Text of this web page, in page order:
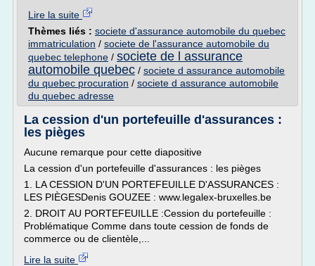
Lire la suite
Thèmes liés : societe d'assurance automobile du quebec
immatriculation / societe de l'assurance automobile du
quebec telephone / societe de l assurance
automobile quebec / societe d assurance automobile
du quebec procuration / societe d assurance automobile
du quebec adresse
La cession d'un portefeuille d'assurances :
les pièges
Aucune remarque pour cette diapositive
La cession d'un portefeuille d'assurances : les pièges
1. LA CESSION D'UN PORTEFEUILLE D'ASSURANCES :
LES PIÈGESDenis GOUZEE : www.legalex-bruxelles.be
2. DROIT AU PORTEFEUILLE :Cession du portefeuille :
Problématique Comme dans toute cession de fonds de
commerce ou de clientèle,...
Lire la suite